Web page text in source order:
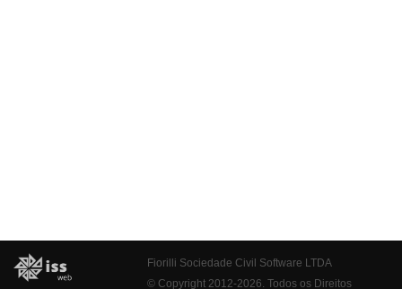
Fiorilli Sociedade Civil Software LTDA
© Copyright 2012-2026. Todos os Direitos